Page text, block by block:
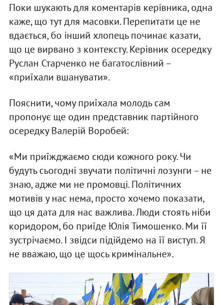
Поки шукають для коментарів керівника, одна
каже, що тут для масовки. Перепитати це не
вдається, бо інший хлопець починає казати,
що це вирвано з контексту. Керівник осередку
Руслан Старченко не багатослівний –
«приїхали вшанувати».
Пояснити, чому приїхала молодь сам
пропонує ще один представник партійного
осередку Валерій Воробей:
«Ми приїжджаємо сюди кожного року. Чи
будуть сьогодні звучати політичні лозунги – не
знаю, адже ми не промовці. Політичних
мотивів у нас нема, просто хочемо показати,
що ця дата для нас важлива. Люди стоять ніби
коридором, бо приїде Юлія Тимошенко. Ми її
зустрічаємо. І звідси підійдемо на її виступ. Я
не вважаю, що це щось кримінальне».